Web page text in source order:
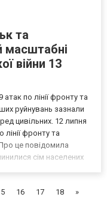
та
масштабні
війни 13
атак по лінії фронту та
руйнувань зазнали
цивільних. 12 липня
лінії фронту та
це повідомила
сім населених
16 17 18 »